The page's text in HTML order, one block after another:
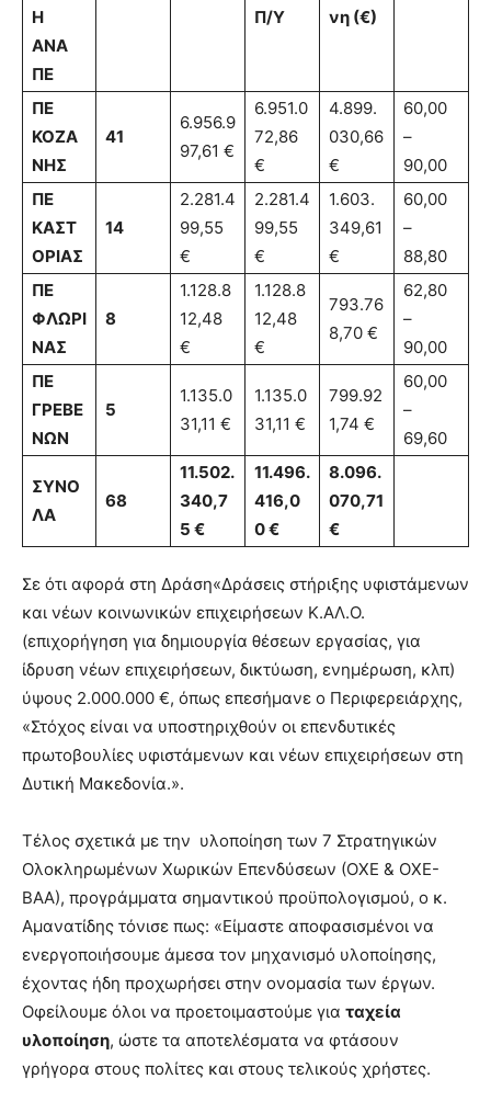
Η
ΑΝΑ
ΠΕ
Π/Υ
νη (€)
ΠΕ
ΚΟΖΑ
ΝΗΣ
41
6.956.9
97,61 €
6.951.0
72,86
€
4.899.
030,66
€
60,00
–
90,00
ΠΕ
ΚΑΣΤ
ΟΡΙΑΣ
14
2.281.4
99,55
€
2.281.4
99,55
€
1.603.
349,61
€
60,00
–
88,80
ΠΕ
ΦΛΩΡΙ
ΝΑΣ
8
1.128.8
12,48
€
1.128.8
12,48
€
793.76
8,70 €
62,80
–
90,00
ΠΕ
ΓΡΕΒΕ
ΝΩΝ
5
1.135.0
31,11 €
1.135.0
31,11 €
799.92
1,74 €
60,00
–
69,60
ΣΥΝΟ
ΛΑ
68
11.502.
340,7
5 €
11.496.
416,0
0 €
8.096.
070,71
€
Σε ότι αφορά στη Δράση«Δράσεις στήριξης υφιστάμενων
και νέων κοινωνικών επιχειρήσεων Κ.ΑΛ.Ο.
(επιχορήγηση για δημιουργία θέσεων εργασίας, για
ίδρυση νέων επιχειρήσεων, δικτύωση, ενημέρωση, κλπ)
ύψους 2.000.000 €, όπως επεσήμανε ο Περιφερειάρχης,
«Στόχος είναι να υποστηριχθούν οι επενδυτικές
πρωτοβουλίες υφιστάμενων και νέων επιχειρήσεων στη
Δυτική Μακεδονία.».
Τέλος σχετικά με την υλοποίηση των 7 Στρατηγικών
Ολοκληρωμένων Χωρικών Επενδύσεων (ΟΧΕ & ΟΧΕ-
ΒΑΑ), προγράμματα σημαντικού προϋπολογισμού, ο κ.
Αμανατίδης τόνισε πως: «Είμαστε αποφασισμένοι να
ενεργοποιήσουμε άμεσα τον μηχανισμό υλοποίησης,
έχοντας ήδη προχωρήσει στην ονομασία των έργων.
Οφείλουμε όλοι να προετοιμαστούμε για ταχεία
υλοποίηση, ώστε τα αποτελέσματα να φτάσουν
γρήγορα στους πολίτες και στους τελικούς χρήστες.